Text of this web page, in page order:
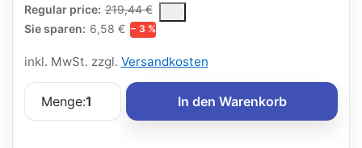
Regular price: 219,44 €
The Regular Price is the median selling price paid by
Sie sparen: 6,58 € − 3 %
inkl. MwSt. zzgl. Versandkosten
Menge:1 In den Warenkorb